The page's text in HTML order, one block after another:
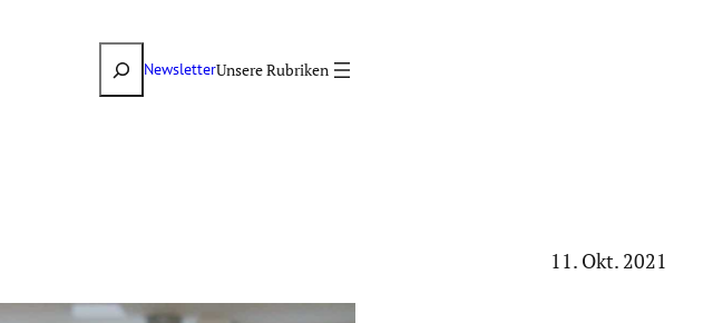
SuchenNewsletter
11. Okt. 2021